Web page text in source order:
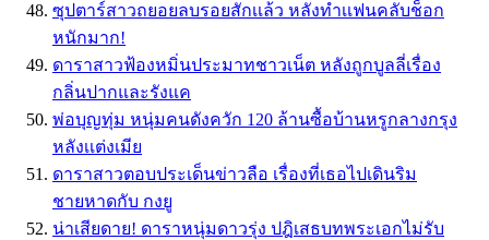
ซุปตาร์สาวถยอยลบรอยสักเเล้ว หลังทำเเฟนคลับช็อก
หนักมาก!
ดาราสาวฟ้องหมิ่นประมาทชาวเน็ต หลังถูกบูลลี่เรื่อง
กลิ่นปากและรังแค
พ่อบุญทุ่ม หนุ่มคนดังควัก 120 ล้านซื้อบ้านหรูกลางกรุง
หลังเเต่งเมีย
ดาราสาวตอบประเด็นข่าวลือ เรื่องที่เธอไปเดินริม
ชายหาดกับ กงยู
น่าเสียดาย! ดาราหนุ่มดาวรุ่ง ปฎิเสธบทพระเอกไม่รับ